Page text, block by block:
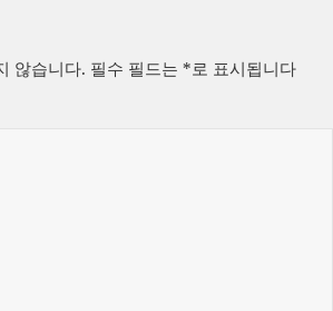
않습니다. 필수 필드는 *로 표시됩니다